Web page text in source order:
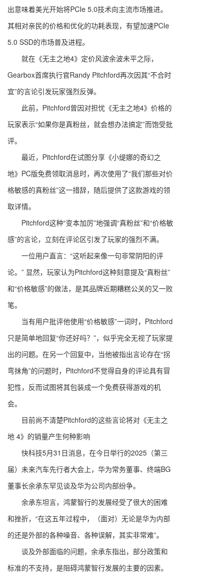
出意味着美光开始将PCIe 5.0技术向主流市场推进。
其相对亲民的价格和优化的功耗表现，有望加速PCIe
5.0 SSD的市场普及进程。
就在《无主之地4》定价风波余波未平之际，
Gearbox首席执行官Randy Pitchford再次因其“不合时
宜”的言论引发玩家强烈反弹。
此前，Pitchford曾因对担忧《无主之地4》价格的
玩家表示“如果你是真粉丝，就会想办法搞定”而饱受批
评。
最近，Pitchford在试图分享《小缇娜的奇幻之
地》PC版免费领取消息时，再次使用了“我们那些对价
格敏感的真粉丝”这一措辞，随后提供了这款游戏的领
取详情。
Pitchford这种“变本加厉”地强调“真粉丝”和“价格敏
感”的言论，立刻在评论区引发了玩家的强烈不满。
一位用户直言：“这听起来像一句非常阴阳的评
论。” 显然，玩家认为Pitchford这种刻意提及“真粉丝”
和“价格敏感”的做法，是其品牌近期糟糕公关的又一败
笔。
当有用户批评他使用“价格敏感”一词时，Pitchford
只是简单地回复“你还好吗？”，似乎完全无视了玩家提
出的问题。在另一个回复中，当他被指出言论存在“拐
弯抹角”的问题时，Pitchford不觉得自身的评论具有冒
犯性，反而试图将其包装成一个免费获得游戏的机
会。
目前尚不清楚Pitchford的这些言论将对《无主之
地 4》的销量产生何种影响
快科技5月31日消息，在今日举行的2025（第三
届）未来汽车先行者大会上，华为常务董事、终端BG
董事长余承东罕见谈及华为公司内部纷争。
余承东坦言，鸿蒙智行的发展经受了很大的困难
和挫折，“在这五年过程中，（面对）无论是华为内部
的还是外部的各种噪音、各种误解，其实非常难”。
谈及外部面临的问题，余承东指出，部分政策和
标准的不支持，是阻碍鸿蒙智行发展的主要的因素。